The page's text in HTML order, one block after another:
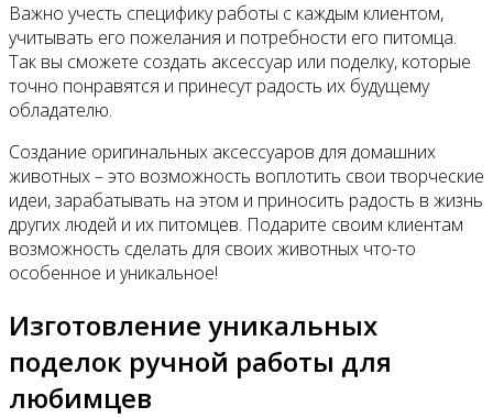
Важно учесть специфику работы с каждым клиентом,
учитывать его пожелания и потребности его питомца.
Так вы сможете создать аксессуар или поделку, которые
точно понравятся и принесут радость их будущему
обладателю.
Создание оригинальных аксессуаров для домашних
животных – это возможность воплотить свои творческие
идеи, зарабатывать на этом и приносить радость в жизнь
других людей и их питомцев. Подарите своим клиентам
возможность сделать для своих животных что-то
особенное и уникальное!
Изготовление уникальных
поделок ручной работы для
любимцев